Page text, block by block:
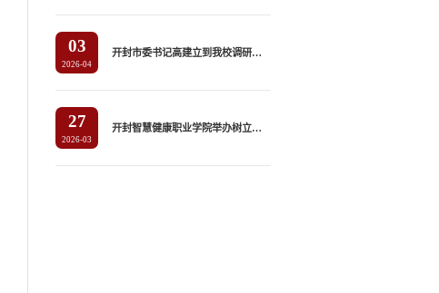
03
2026-04
开封市委书记高建立到我校调研指导
27
2026-03
开封智慧健康职业学院举办树立和践行正确政绩观学习教育读书班